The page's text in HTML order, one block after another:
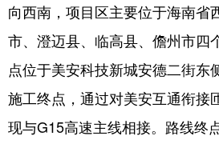
向西南，项目区主要位于海南省
市、澄迈县、临高县、儋州市四
点位于美安科技新城安德二街东
施工终点，通过对美安互通衔接
现与G15高速主线相接。路线终